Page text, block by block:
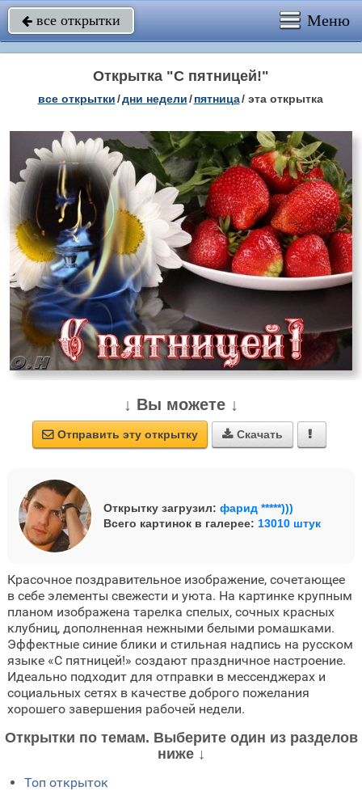
 все открытки Меню
Открытка "С пятницей!"
все открытки/дни недели/ пятница/ эта открытка
↓ Вы можете ↓
 Отправить эту открытку  Скачать 
Открытку загрузил: фарид *****)))
Всего картинок в галерее: 13010 штук
Красочное поздравительное изображение, сочетающее
в себе элементы свежести и уюта. На картинке крупным
планом изображена тарелка спелых, сочных красных
клубниц, дополненная нежными белыми ромашками.
Эффектные синие блики и стильная надпись на русском
языке «С пятницей!» создают праздничное настроение.
Идеально подходит для отправки в мессенджерах и
социальных сетях в качестве доброго пожелания
хорошего завершения рабочей недели.
Открытки по темам. Выберите один из разделов
ниже ↓
Топ открыток